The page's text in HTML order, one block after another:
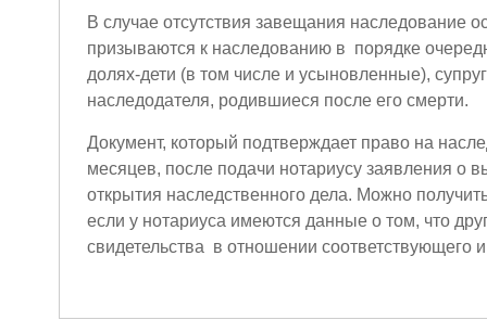
В случае отсутствия завещания наследование
призываются к наследованию в порядке
долях-дети (в том числе и усыновленные),
наследодателя, родившиеся после его смерти.
Документ, который подтверждает право на
месяцев, после подачи нотариусу заявления о
открытия наследственного дела. Можно
если у нотариуса имеются данные о том, что
свидетельства в отношении соответствующего